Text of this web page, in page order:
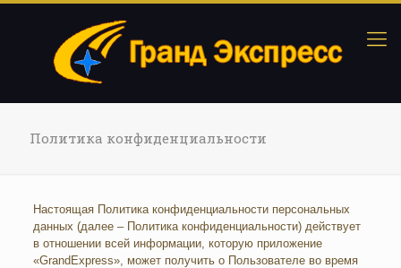
Политика конфиденциальности
Настоящая Политика конфиденциальности персональных
данных (далее – Политика конфиденциальности) действует
в отношении всей информации, которую приложение
«GrandExpress», может получить о Пользователе во время